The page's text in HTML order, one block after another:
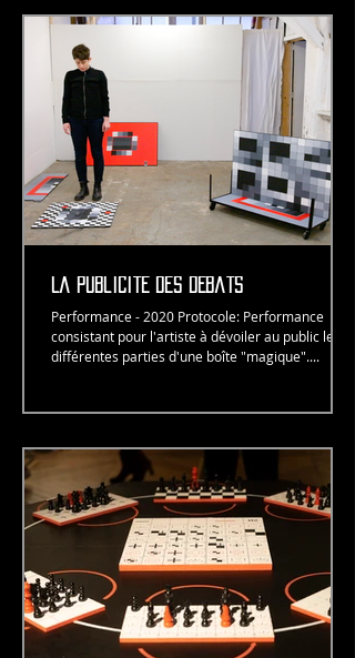
La publicité des débats
Performance - 2020 Protocole: Performance
consistant pour l'artiste à dévoiler au public les
différentes parties d'une boîte "magique"....